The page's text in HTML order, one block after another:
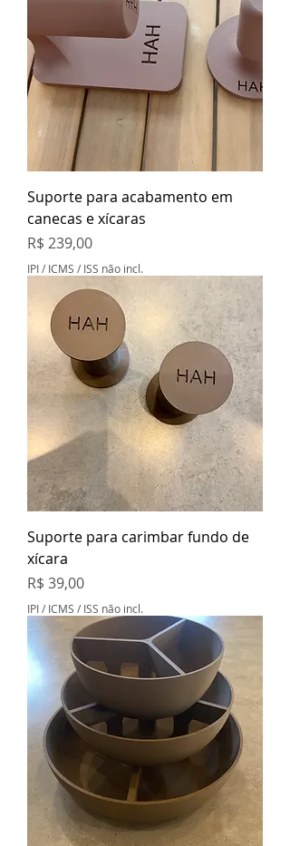
Suporte para acabamento em
canecas e xícaras
Preço
R$ 239,00
IPI / ICMS / ISS não incl.
Suporte para carimbar fundo de
xícara
Preço
R$ 39,00
IPI / ICMS / ISS não incl.